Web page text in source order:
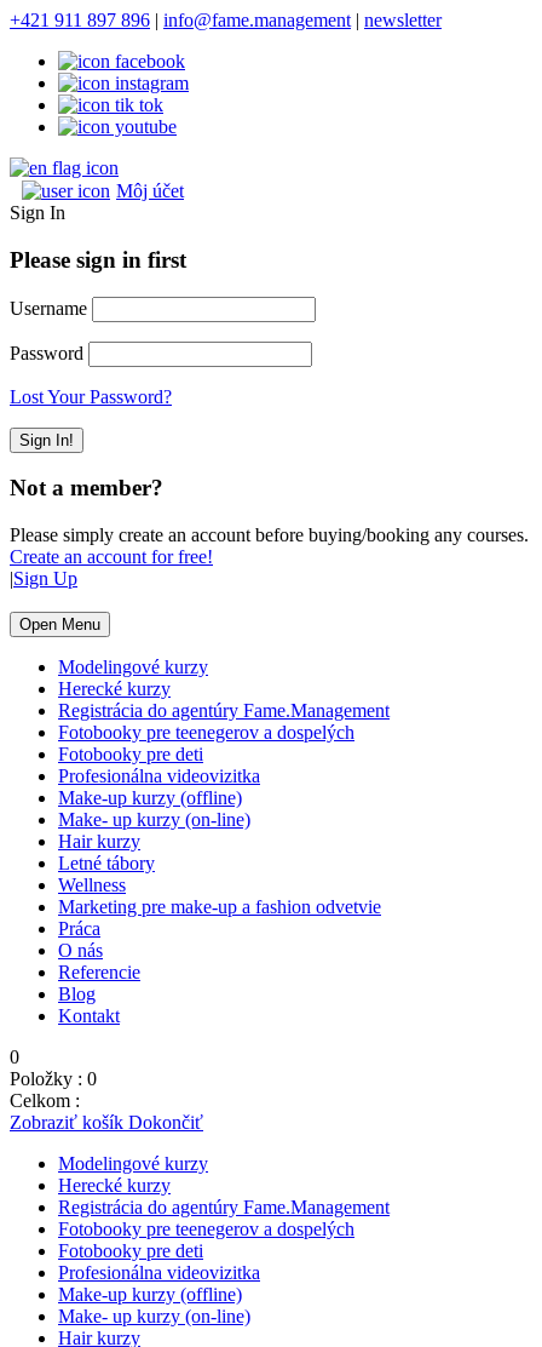
+421 911 897 896 | info@fame.management | newsletter
Môj účet
Sign In
Please sign in first
Username
Password
Lost Your Password?
Not a member?
Please simply create an account before buying/booking any courses.
Create an account for free!
|Sign Up
Open Menu
Modelingové kurzy
Herecké kurzy
Registrácia do agentúry Fame.Management
Fotobooky pre teenegerov a dospelých
Fotobooky pre deti
Profesionálna videovizitka
Make-up kurzy (offline)
Make- up kurzy (on-line)
Hair kurzy
Letné tábory
Wellness
Marketing pre make-up a fashion odvetvie
Práca
O nás
Referencie
Blog
Kontakt
0
Položky : 0
Celkom :
Zobraziť košík Dokončiť
Modelingové kurzy
Herecké kurzy
Registrácia do agentúry Fame.Management
Fotobooky pre teenegerov a dospelých
Fotobooky pre deti
Profesionálna videovizitka
Make-up kurzy (offline)
Make- up kurzy (on-line)
Hair kurzy